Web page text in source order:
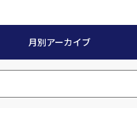
月別アーカイブ